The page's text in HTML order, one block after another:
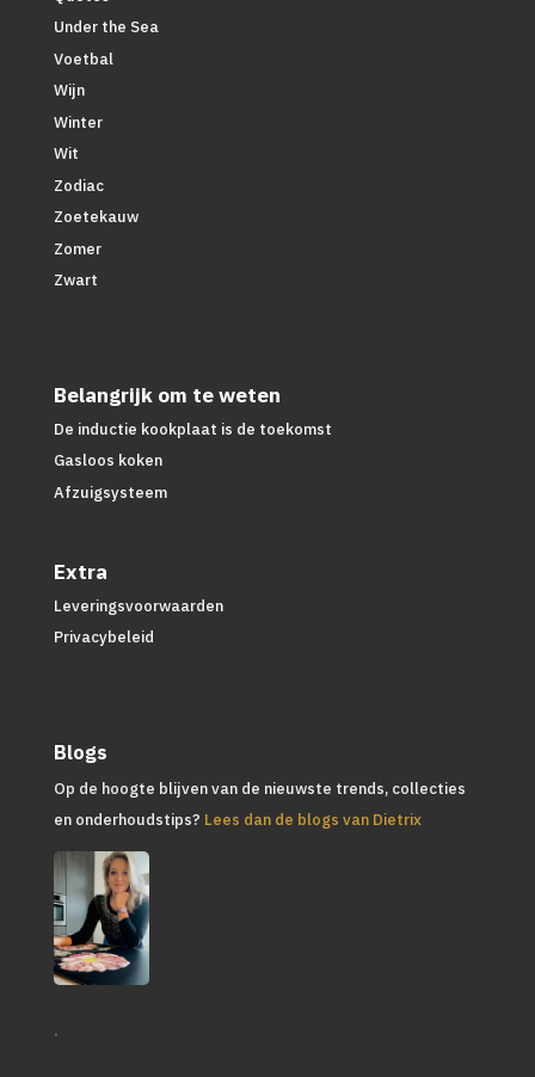
Under the Sea
Voetbal
Wijn
Winter
Wit
Zodiac
Zoetekauw
Zomer
Zwart
Belangrijk om te weten
De inductie kookplaat is de toekomst
Gasloos koken
Afzuigsysteem
Extra
Leveringsvoorwaarden
Privacybeleid
Blogs
Op de hoogte blijven van de nieuwste trends, collecties
en onderhoudstips? Lees dan de blogs van Dietrix
.